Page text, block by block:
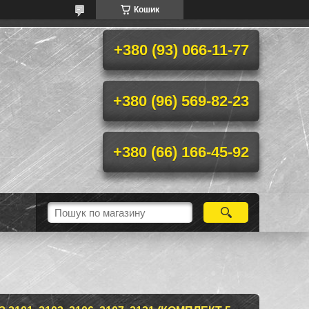
Кошик
+380 (93) 066-11-77
+380 (96) 569-82-23
+380 (66) 166-45-92